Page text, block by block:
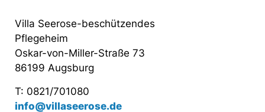
Villa Seerose-beschützendes
Pflegeheim
Oskar-von-Miller-Straße 73
86199 Augsburg
T: 0821/701080
info@villaseerose.de